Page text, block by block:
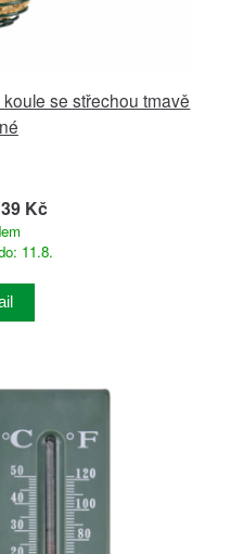
se střechou tmavě
Kč
11.8.